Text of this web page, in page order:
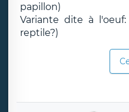
papillon)
Variante dite à
reptile?)